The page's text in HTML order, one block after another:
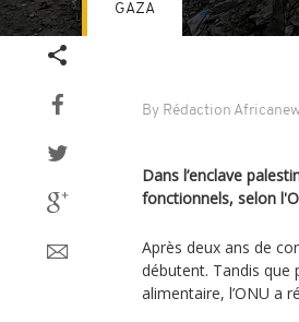
By Rédaction
GAZA
Dans l’enclave
fonctionnels, selon
Après deux ans de
débutent. Tandis que
alimentaire, l’ONU a